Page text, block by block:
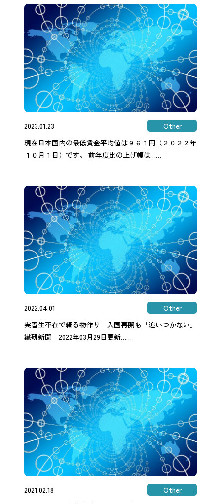
2023.01.23
Other
現在日本国内の最低賃金平均値は９６１円（２０２２年
１０月１日）です。 前年度比の上げ幅は……
2022.04.01
Other
実習生不在で細る物作り 入国再開も「追いつかない」
繊研新聞 2022年03月29日更新……
2021.02.18
Other